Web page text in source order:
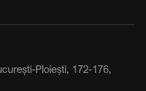
Ploiești, 172-176,